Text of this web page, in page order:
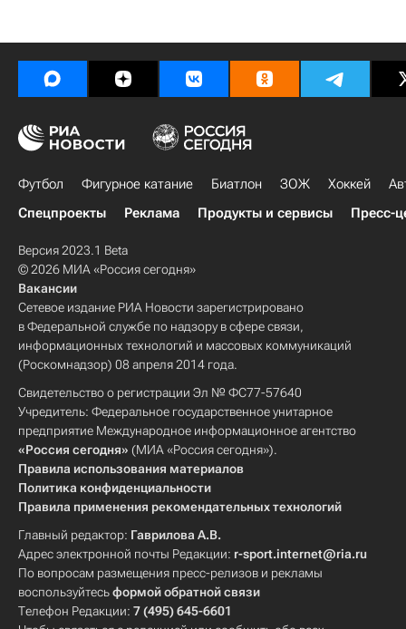
Футбол Фигурное катание Биатлон ЗОЖ Хоккей
Спецпроекты
Реклама Продукты и сервисы Пресс-
Версия 2023.1 Beta
© 2026 МИА «Россия сегодня»
Вакансии
Сетевое издание РИА Новости зарегистрировано
в Федеральной службе по надзору в сфере связи,
информационных технологий и массовых коммуникаций
(Роскомнадзор) 08 апреля 2014 года.
Свидетельство о регистрации Эл № ФС77-57640
Учредитель: Федеральное государственное унитарное
предприятие Международное информационное агентство
«Россия сегодня» (МИА «Россия сегодня»).
Правила использования материалов
Политика конфиденциальности
Правила применения рекомендательных технологий
Главный редактор: Гаврилова А.В.
Адрес электронной почты Редакции: r-sport.internet@ria.ru
По вопросам размещения пресс-релизов и рекламы
воспользуйтесьформой обратной связи
Телефон Редакции: 7 (495) 645-6601